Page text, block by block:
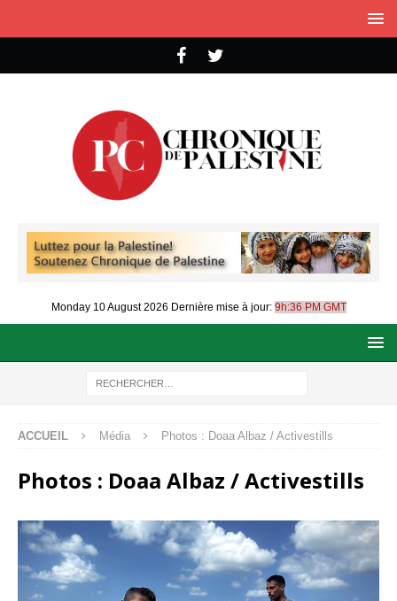
Monday 10 August 2026 Dernière mise à jour: 9h:36 PM GMT
ACCUEIL Média Photos : Doaa Albaz / Activestills
Photos : Doaa Albaz / Activestills